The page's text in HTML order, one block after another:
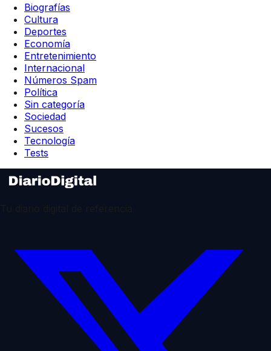
Biografías
Cultura
Deportes
Economía
Entretenimiento
Internacional
Números Spam
Política
Sin categoría
Sociedad
Sucesos
Tecnología
Tests